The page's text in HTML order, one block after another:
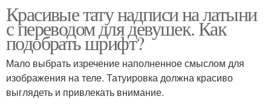
Красивые тату надписи на латыни
с переводом для девушек. Как
подобрать шрифт?
Мало выбрать изречение наполненное смыслом для
изображения на теле. Татуировка должна красиво
выглядеть и привлекать внимание.